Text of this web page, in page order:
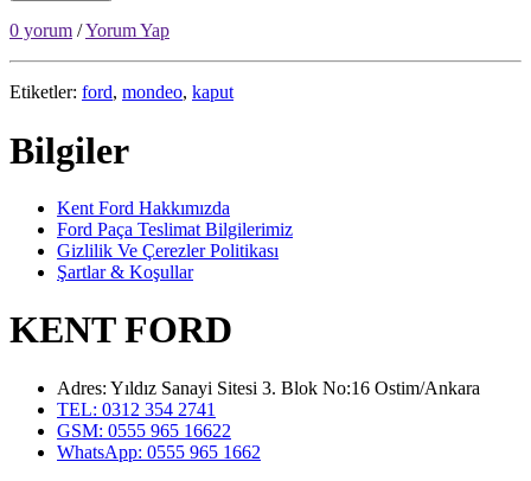
0 yorum /Yorum Yap
Etiketler: ford, mondeo, kaput
Bilgiler
Kent Ford Hakkımızda
Ford Paça Teslimat Bilgilerimiz
Gizlilik Ve Çerezler Politikası
Şartlar & Koşullar
KENT FORD
Adres: Yıldız Sanayi Sitesi 3. Blok No:16 Ostim/Ankara
TEL: 0312 354 2741
GSM: 0555 965 16622
WhatsApp: 0555 965 1662